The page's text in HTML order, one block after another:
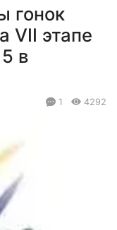
гонок
VII этапе
в
1 4292